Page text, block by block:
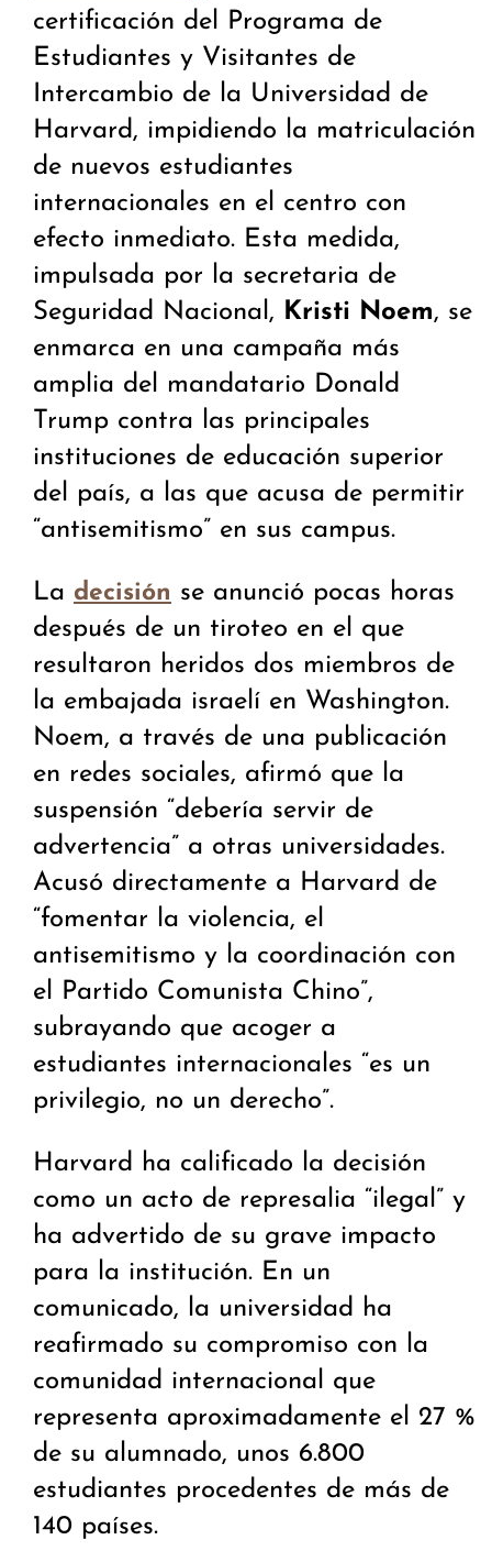
certificación del Programa de
Estudiantes y Visitantes de
Intercambio de la Universidad de
Harvard, impidiendo la matriculación
de nuevos estudiantes
internacionales en el centro con
efecto inmediato. Esta medida,
impulsada por la secretaria de
Seguridad Nacional, Kristi Noem, se
enmarca en una campaña más
amplia del mandatario Donald
Trump contra las principales
instituciones de educación superior
del país, a las que acusa de permitir
“antisemitismo” en sus campus.
La decisión se anunció pocas horas
después de un tiroteo en el que
resultaron heridos dos miembros de
la embajada israelí en Washington.
Noem, a través de una publicación
en redes sociales, afirmó que la
suspensión “debería servir de
advertencia” a otras universidades.
Acusó directamente a Harvard de
“fomentar la violencia, el
antisemitismo y la coordinación con
el Partido Comunista Chino”,
subrayando que acoger a
estudiantes internacionales “es un
privilegio, no un derecho”.
Harvard ha calificado la decisión
como un acto de represalia “ilegal” y
ha advertido de su grave impacto
para la institución. En un
comunicado, la universidad ha
reafirmado su compromiso con la
comunidad internacional que
representa aproximadamente el 27 %
de su alumnado, unos 6.800
estudiantes procedentes de más de
140 países.